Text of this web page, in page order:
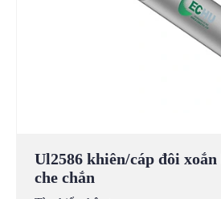
Ul2586 khiên/cáp đôi
che chắn